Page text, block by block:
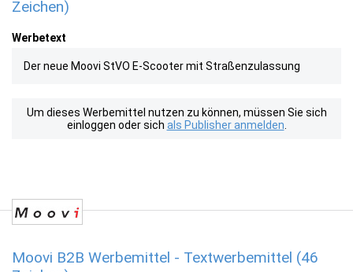
Zeichen)
Werbetext
Der neue Moovi StVO E-Scooter mit Straßenzulassung
Um dieses Werbemittel nutzen zu können, müssen Sie sich
einloggen oder sich als Publisher anmelden
Moovi B2B Werbemittel - Textwerbemittel (46